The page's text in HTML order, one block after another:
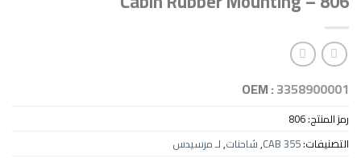
OEM :
CAB
,شاحنات,لـ مرسيدس